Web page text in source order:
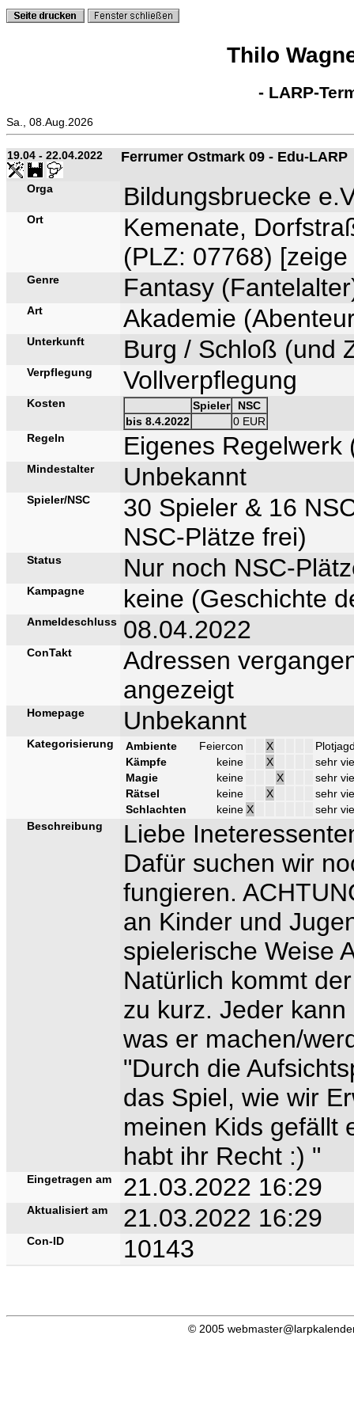
Thilo
- LARP-
Sa., 08.Aug.2026
19.04 - 22.04.2022 Ferrumer Ostmark 09 - Edu-LARP
Orga Bildungsbruecke
Ort
Kemenate,
(PLZ: 07768) [
Genre Fantasy
Art Akademie
Unterkunft Burg / Schloß (und
Verpflegung Vollverpflegung
Kosten Spieler
NSC
bis 8.4.2022
0 EUR
Regeln
Eigenes Regelwerk
Mindestalter Unbekannt
Spieler/NSC
30 Spieler & 16
NSC-Plätze frei)
Status Nur noch NSC-
Kampagne keine (Geschichte
Anmeldeschluss 08.04.2022
ConTakt
Adressen
angezeigt
Homepage Unbekannt
Kategorisierung Ambiente Feiercon X
Kämpfe
keine X
sehr
Magie
keine X
sehr
Rätsel
keine X
sehr
Schlachten
keine X
sehr
Beschreibung
Liebe
Dafür suchen wir
fungieren.
an Kinder und
spielerische Weise
Natürlich kommt
zu kurz. Jeder
was er machen/
"Durch die
das Spiel, wie wir
meinen Kids gefällt
habt ihr Recht :) "
Eingetragen am 21.03.2022 16:29
Aktualisiert am 21.03.2022 16:29
Con-ID 10143
© 2005